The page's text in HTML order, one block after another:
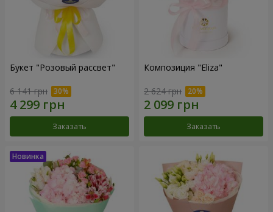
Букет "Розовый рассвет"
6 141 грн
Заказать
Композиция "Eliza"
2 624 грн
Заказать